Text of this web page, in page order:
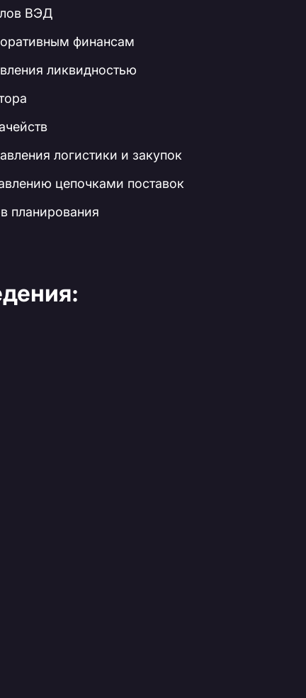
ВЭД
финансам
ликвидностью
логистики и закупок
цепочками поставок
планирования